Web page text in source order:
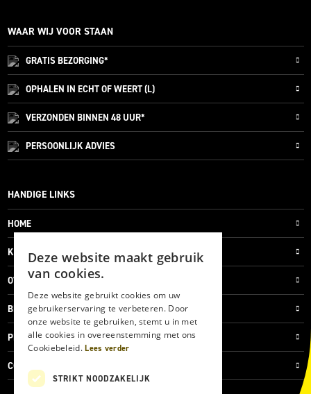
WAAR WIJ VOOR STAAN
GRATISBEZORGING*
OPHALEN IN ECHT OF WEERT (L)
VERZONDEN BINNEN 48 UUR*
PERSOONLIJKADVIES
HANDIGE LINKS
HOME
KLANTENSERVICE
OVER ONS
BLOG
PRIVACYVERKLARING
COOKIES
Deze website maakt gebruik
van cookies.
Deze website gebruikt cookies om uw
gebruikerservaring te verbeteren. Door
onze website te gebruiken, stemt u in met
alle cookies in overeenstemming met ons
Cookiebeleid.Lees verder
STRIKT NOODZAKELIJK